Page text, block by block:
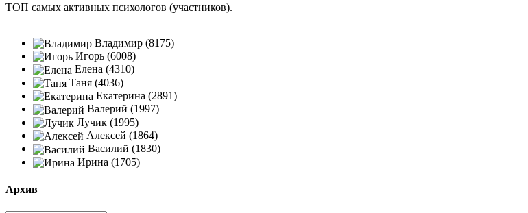
ТОП самых активных психологов (участников).
Владимир (8175)
Игорь (6008)
Елена (4310)
Таня (4036)
Екатерина (2891)
Валерий (1997)
Лучик (1995)
Алексей (1864)
Василий (1830)
Ирина (1705)
Архив